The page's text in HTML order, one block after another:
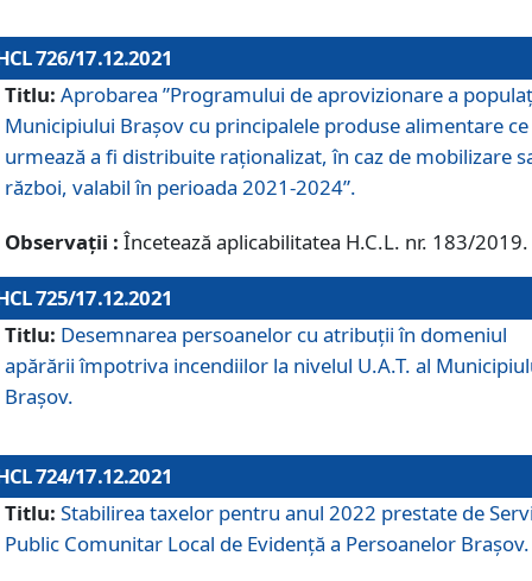
726/17.12.2021
Titlu: Aprobarea ”Programului de aprovizionare a
Municipiului Braşov cu principalele produse alimentare ce
urmează a fi distribuite raționalizat, în caz de mobilizare
război, valabil în perioada 2021-2024”.
Observații : Încetează aplicabilitatea H.C.L. nr. 183/2019.
725/17.12.2021
Titlu: Desemnarea persoanelor cu atribuții în domeniul
apărării împotriva incendiilor la nivelul U.A.T. al
Brașov.
724/17.12.2021
Titlu: Stabilirea taxelor pentru anul 2022 prestate de
Public Comunitar Local de Evidență a Persoanelor Braşov.